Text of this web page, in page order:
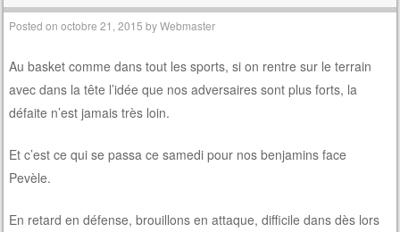
Posted onoctobre 21, 2015 byWebmaster
Au basket comme dans tout les sports, si on rentre sur le terrain
avec dans la tête l’idée que nos adversaires sont plus forts, la
défaite n’est jamais très loin.
Et c’est ce qui se passa ce samedi pour nos benjamins face
Pevèle.
En retard en défense, brouillons en attaque, difficile dans dès lors